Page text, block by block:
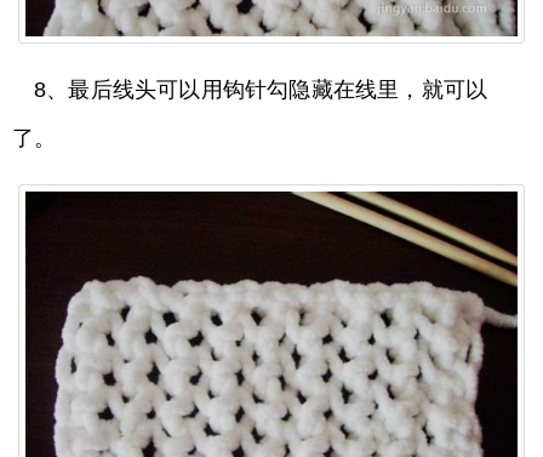
8、最后线头可以用钩针勾隐藏在线里，就可以
了。